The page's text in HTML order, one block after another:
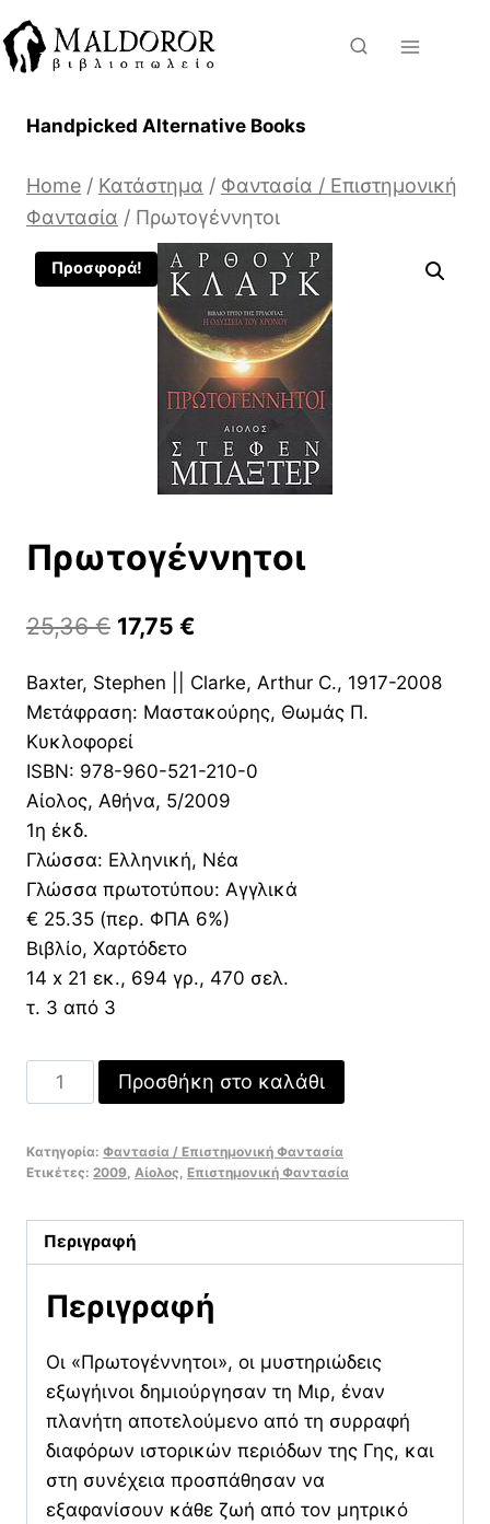
to
content
Handpicked Alternative Books
Home / Κατάστημα / Φαντασία / Επιστημονική
Φαντασία / Πρωτογέννητοι
Προσφορά!
Πρωτογέννητοι
25,36€ Original
was:
25,36 €.
17,75 €
τιμή
17,75 €.
Baxter, Stephen || Clarke, Arthur C., 1917-2008
Μετάφραση: Μαστακούρης, Θωμάς Π.
Κυκλοφορεί
ISBN: 978-960-521-210-0
Αίολος, Αθήνα, 5/2009
1η έκδ.
Γλώσσα: Ελληνική, Νέα
Γλώσσα πρωτοτύπου: Αγγλικά
€ 25.35 (περ. ΦΠΑ 6%)
Βιβλίο, Χαρτόδετο
14 x 21 εκ., 694 γρ., 470 σελ.
τ. 3 από 3
Πρωτογέννητοι
ποσότητα
Προσθήκη στο καλάθι
Κατηγορία: Φαντασία / Επιστημονική Φαντασία
Ετικέτες: 2009 Αίολος Επιστημονική Φαντασία
Περιγραφή
Περιγραφή
Οι «Πρωτογέννητοι», οι μυστηριώδεις
εξωγήινοι δημιούργησαν τη Μιρ, έναν
πλανήτη αποτελούμενο από τη συρραφή
διαφόρων ιστορικών περιόδων της Γης, και
στη συνέχεια προσπάθησαν να
εξαφανίσουν κάθε ζωή από τον μητρικό